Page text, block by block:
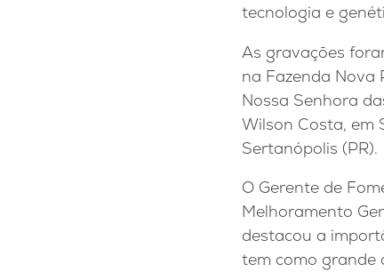
tecnologia e
As gravações
na Fazenda Nova
Nossa Senhora
Wilson Costa, em
Sertanópolis (PR).
O Gerente de
Melhoramento
destacou a
tem como grande